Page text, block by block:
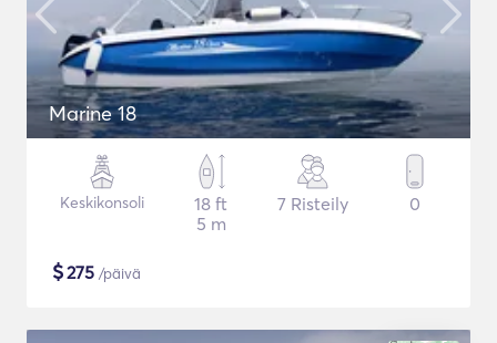
Marine 18
Keskikonsoli
18 ft
5 m
7 Risteily 0
$275 /päivä